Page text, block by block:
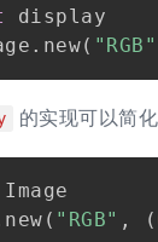
display
. new( "RGB"
的实现可以简
Image
new ( "RGB" , (